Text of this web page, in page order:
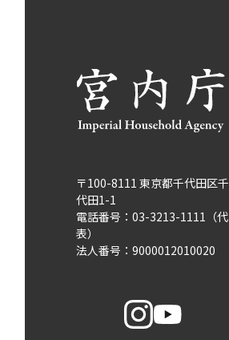
〒100-8111 東京都千代田区千
代田1-1
電話番号：03-3213-1111（代
表）
法人番号：9000012010020